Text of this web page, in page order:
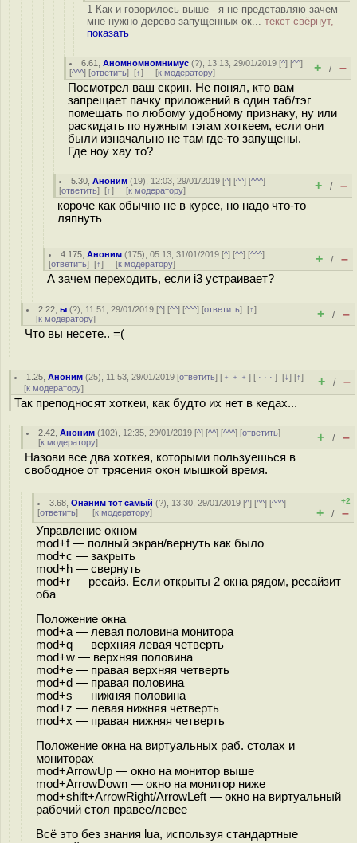
1 Как и говорилось выше - я не представляю зачем
мне нужно дерево запущенных ок... текст свёрнут,
показать
6.61 ,Аномномномнимус (?), 13:13, 29/01/2019 [^] [^^]
[^^^] [ответить] [↑] [к модератору] + / –
Посмотрел ваш скрин. Не понял, кто вам
запрещает пачку приложений в один таб/тэг
помещать по любому удобному признаку, ну или
раскидать по нужным тэгам хоткеем, если они
были изначально не там где-то запущены.
Где ноу хау то?
5.30 ,Аноним (19), 12:03, 29/01/2019 [^] [^^] [^^^]
[ответить] [↑] [к модератору] + / –
короче как обычно не в курсе, но надо что-то
ляпнуть
4.175 ,Аноним (175), 05:13, 31/01/2019 [^] [^^] [^^^]
[ответить] [↑] [к модератору] + / –
А зачем переходить, если i3 устраивает?
2.22 ,ы (?), 11:51, 29/01/2019 [^] [^^] [^^^] [ответить][↑]
[к модератору] + / –
Что вы несете.. =(
1.25 ,Аноним (25), 11:53, 29/01/2019 [ответить] [ ﹢﹢﹢] [ · · ·][↓] [↑]
[к модератору] + / –
Так преподносят хоткеи, как будто их нет в кедах...
2.42 ,Аноним (102), 12:35, 29/01/2019 [^] [^^] [^^^] [ответить]
[к модератору] + / –
Назови все два хоткея, которыми пользуешься в
свободное от трясения окон мышкой время.
3.68 ,Онаним тот самый (?), 13:30, 29/01/2019 [^] [^^] [^^^]
[ответить] [к модератору]
+2
+ / –
Управление окном
mod+f — полный экран/вернуть как было
mod+c — закрыть
mod+h — свернуть
mod+r — ресайз. Если открыты 2 окна рядом, ресайзит
оба
Положение окна
mod+a — левая половина монитора
mod+q — верхняя левая четверть
mod+w — верхняя половина
mod+e — правая верхняя четверть
mod+d — правая половина
mod+s — нижняя половина
mod+z — левая нижняя четверть
mod+x — правая нижняя четверть
Положение окна на виртуальных раб. столах и
мониторах
mod+ArrowUp — окно на монитор выше
mod+ArrowDown — окно на монитор ниже
mod+shift+ArrowRight/ArrowLeft — окно на виртуальный
рабочий стол правее/левее
Всё это без знания lua, используя стандартные